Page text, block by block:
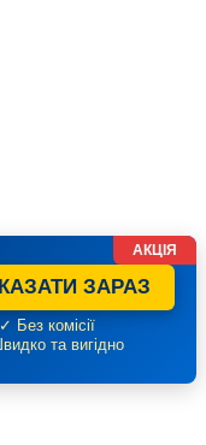
ЗАРАЗ
✓ Без комісії
та вигідно
АКЦІЯ